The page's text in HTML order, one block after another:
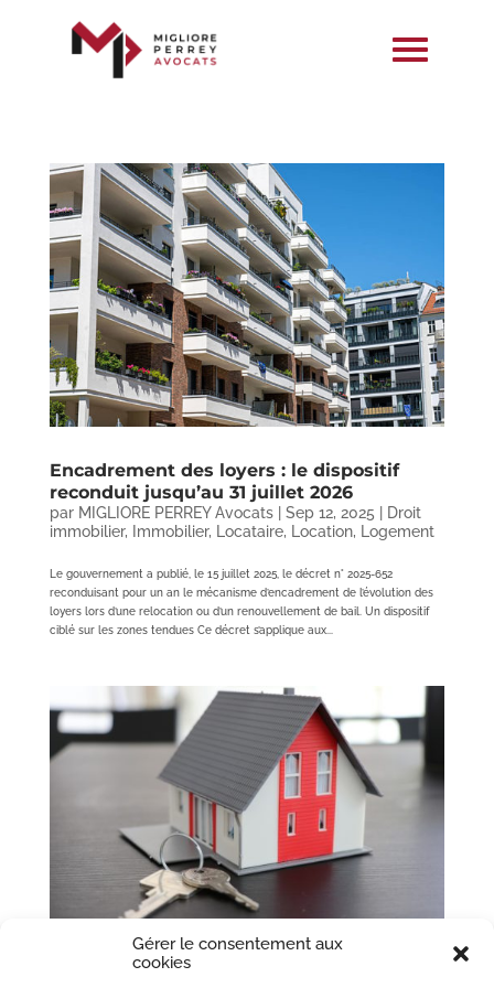
Gérer le consentement aux
cookies
Encadrement des loyers : le dispositif
reconduit jusqu’au 31 juillet 2026
par MIGLIORE PERREY Avocats| Sep 12, 2025
Droit
immobilier, Immobilier, Locataire, Location, Logement
Le gouvernement a publié, le 15 juillet 2025, le décret n° 2025-652
reconduisant pour un an le mécanisme d’encadrement de l’évolution des
loyers lors d’une relocation ou d’un renouvellement de bail. Un dispositif
ciblé sur les zones tendues Ce décret s’applique aux...